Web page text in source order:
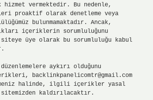
hizmet vermektedir. Bu nedenle,
proaktif olarak denetleme veya
bulunmamaktadır. Ancak,
içeriklerin sorumluluğunu
üye olarak bu sorumluluğu kabul
aykırı olduğunu
backlinkpanelicomtr@gmail.com
halinde, ilgili içerikler yasal
kaldırılacaktır.